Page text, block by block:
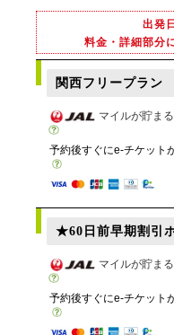
出発
料金・詳細部分
関西フリープラン
マイルが貯まる
予約後すぐにe-チケット
★60日前早期割引
マイルが貯まる
予約後すぐにe-チケット